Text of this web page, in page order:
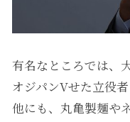
有名なところでは、
オジパンVせた立役
他にも、丸亀製麺や